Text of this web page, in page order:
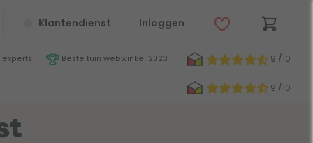
Klantendienst Inloggen
Beste tuin webwinkel 2023 9 /10
9 /10